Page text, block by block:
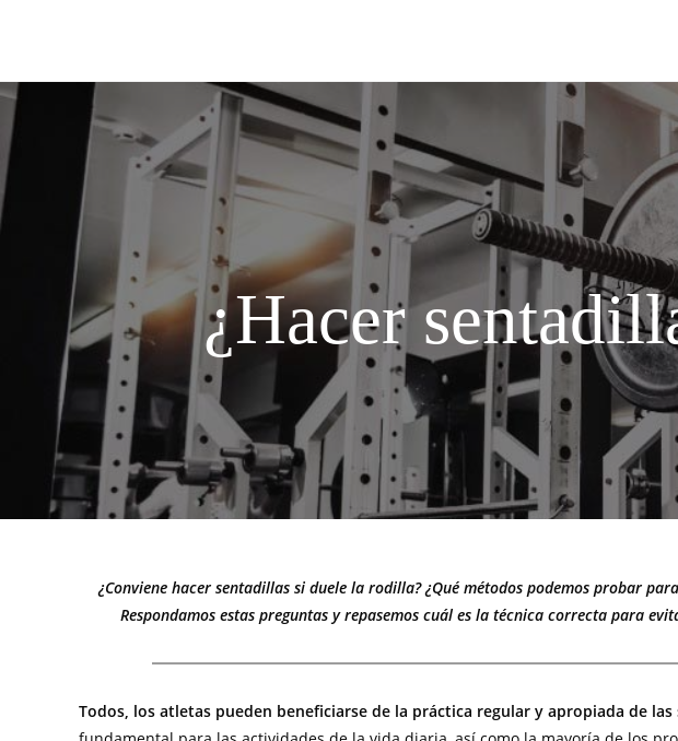
¿Hacer
¿Conviene hacer sentadillas si duele la rodilla? ¿Qué métodos podemos probar
Respondamos estas preguntas y repasemos cuál es la técnica correcta para
Todos, los atletas pueden beneficiarse de la práctica regular y apropiada de las